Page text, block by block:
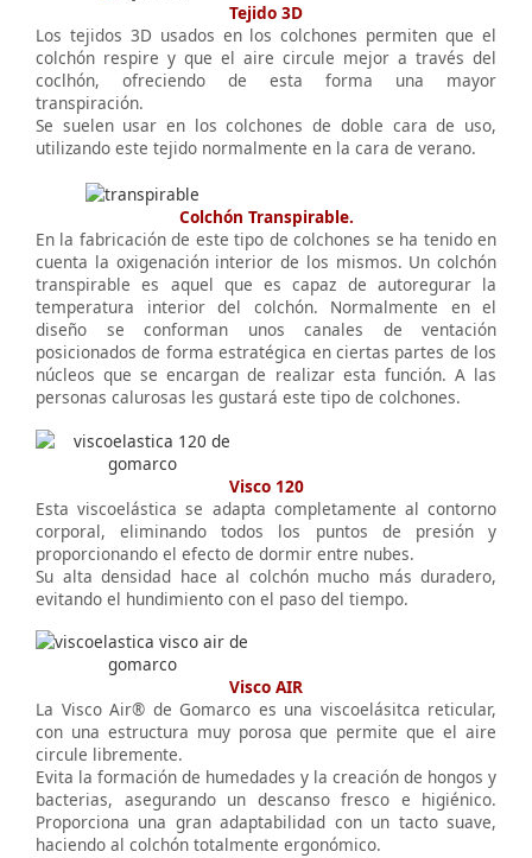
Tejido 3D
Los tejidos 3D usados en los colchones permiten que el
colchón respire y que el aire circule mejor a través del
coclhón, ofreciendo de esta forma una mayor
transpiración.
Se suelen usar en los colchones de doble cara de uso,
utilizando este tejido normalmente en la cara de verano.
Colchón Transpirable.
En la fabricación de este tipo de colchones se ha tenido en
cuenta la oxigenación interior de los mismos. Un colchón
transpirable es aquel que es capaz de autoregurar la
temperatura interior del colchón. Normalmente en el
diseño se conforman unos canales de ventación
posicionados de forma estratégica en ciertas partes de los
núcleos que se encargan de realizar esta función. A las
personas calurosas les gustará este tipo de colchones.
Visco 120
Esta viscoelástica se adapta completamente al contorno
corporal, eliminando todos los puntos de presión y
proporcionando el efecto de dormir entre nubes.
Su alta densidad hace al colchón mucho más duradero,
evitando el hundimiento con el paso del tiempo.
Visco AIR
La Visco Air® de Gomarco es una viscoelásitca reticular,
con una estructura muy porosa que permite que el aire
circule libremente.
Evita la formación de humedades y la creación de hongos y
bacterias, asegurando un descanso fresco e higiénico.
Proporciona una gran adaptabilidad con un tacto suave,
haciendo al colchón totalmente ergonómico.